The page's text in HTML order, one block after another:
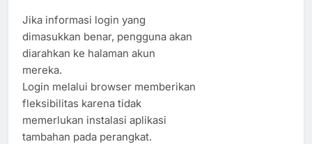
Jika informasi login yang
dimasukkan benar, pengguna akan
diarahkan ke halaman akun
mereka.
Login melalui browser memberikan
fleksibilitas karena tidak
memerlukan instalasi aplikasi
tambahan pada perangkat.